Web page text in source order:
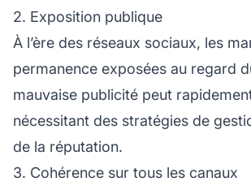
2. Exposition publique
À l’ère des réseaux sociaux, les
permanence exposées au regard
mauvaise publicité peut
nécessitant des stratégies de
de la réputation.
3. Cohérence sur tous les canaux